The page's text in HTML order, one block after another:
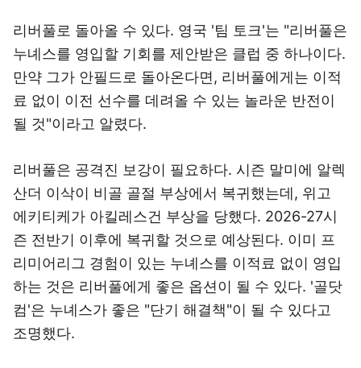
리버풀로 돌아올 수 있다. 영국 '팀 토크'는 "리버풀은
누녜스를 영입할 기회를 제안받은 클럽 중 하나이다.
만약 그가 안필드로 돌아온다면, 리버풀에게는 이적
료 없이 이전 선수를 데려올 수 있는 놀라운 반전이
될 것"이라고 알렸다.
리버풀은 공격진 보강이 필요하다. 시즌 말미에 알렉
산더 이삭이 비골 골절 부상에서 복귀했는데, 위고
에키티케가 아킬레스건 부상을 당했다. 2026-27시
즌 전반기 이후에 복귀할 것으로 예상된다. 이미 프
리미어리그 경험이 있는 누녜스를 이적료 없이 영입
하는 것은 리버풀에게 좋은 옵션이 될 수 있다. '골닷
컴'은 누녜스가 좋은 "단기 해결책"이 될 수 있다고
조명했다.